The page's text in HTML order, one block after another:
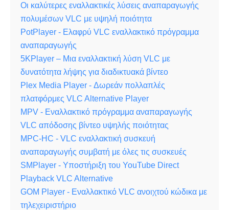
Οι καλύτερες εναλλακτικές λύσεις αναπαραγωγής
πολυμέσων VLC με υψηλή ποιότητα
PotPlayer - Ελαφρύ VLC εναλλακτικό πρόγραμμα
αναπαραγωγής
5KPlayer – Μια εναλλακτική λύση VLC με
δυνατότητα λήψης για διαδικτυακά βίντεο
Plex Media Player - Δωρεάν πολλαπλές
πλατφόρμες VLC Alternative Player
MPV - Εναλλακτικό πρόγραμμα αναπαραγωγής
VLC απόδοσης βίντεο υψηλής ποιότητας
MPC-HC - VLC εναλλακτική συσκευή
αναπαραγωγής συμβατή με όλες τις συσκευές
SMPlayer - Υποστήριξη του YouTube Direct
Playback VLC Alternative
GOM Player - Εναλλακτικό VLC ανοιχτού κώδικα με
τηλεχειριστήριο